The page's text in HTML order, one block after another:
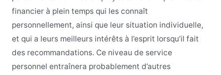
financier à plein temps qui les connaît
personnellement, ainsi que leur situation individuelle,
et qui a leurs meilleurs intérêts à l’esprit lorsqu’il fait
des recommandations. Ce niveau de service
personnel entraînera probablement d’autres